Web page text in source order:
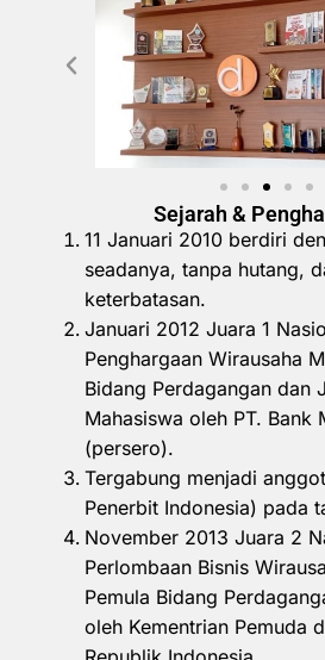
Sejarah &
11 Januari 2010 berdiri
seadanya, tanpa hutang,
keterbatasan.
Januari 2012 Juara 1
Penghargaan Wirausaha
Bidang Perdagangan dan
Mahasiswa oleh PT. Bank
(persero).
Tergabung menjadi
Penerbit Indonesia) pada
November 2013 Juara 2
Perlombaan Bisnis
Pemula Bidang
oleh Kementrian Pemuda